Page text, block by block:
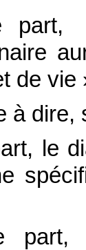
part,
de vie
à
le
part,